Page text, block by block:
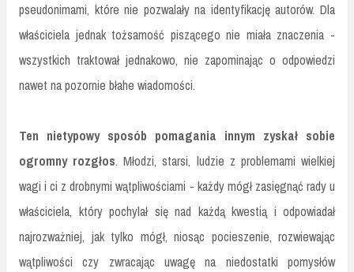
pseudonimami, które nie pozwalały na identyfikację autorów. Dla
właściciela jednak tożsamość piszącego nie miała znaczenia -
wszystkich traktował jednakowo, nie zapominając o odpowiedzi
nawet na pozornie błahe wiadomości.
Ten nietypowy sposób pomagania innym zyskał sobie
ogromny rozgłos. Młodzi, starsi, ludzie z problemami wielkiej
wagi i ci z drobnymi wątpliwościami - każdy mógł zasięgnąć rady u
właściciela, który pochylał się nad każdą kwestią i odpowiadał
najrozważniej, jak tylko mógł, niosąc pocieszenie, rozwiewając
wątpliwości czy zwracając uwagę na niedostatki pomysłów